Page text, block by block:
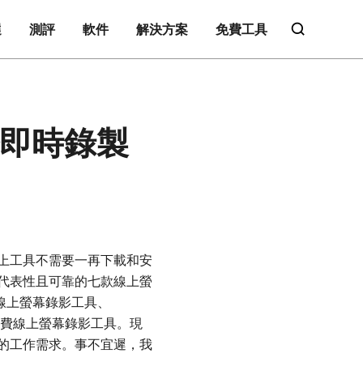
測評 軟件 解決方案 免費工具
時錄製
工具不需要一再下載和安
表性且可靠的七款線上螢
螢幕錄影工具、
線上螢幕錄影工具。現
工作需求。事不宜遲，我